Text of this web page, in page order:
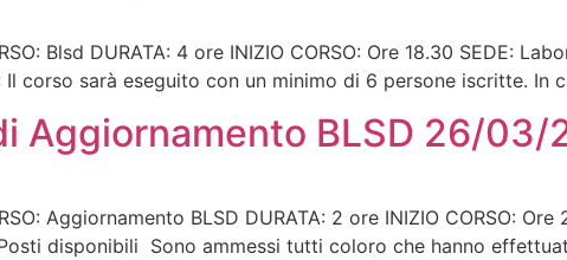
Blsd DURATA: 4 ore INIZIO CORSO: Ore 18.30 SEDE:
Il corso sarà eseguito con un minimo di 6 persone iscritte. In
Aggiornamento BLSD 26/03/
Aggiornamento BLSD DURATA: 2 ore INIZIO CORSO:
disponibili Sono ammessi tutti coloro che hanno